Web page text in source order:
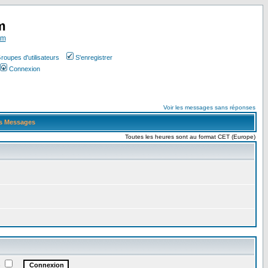
d'utilisateurs
S'enregistrer
Connexion
Voir les messages sans réponses
Messages
Toutes les heures sont au format CET (Europe)